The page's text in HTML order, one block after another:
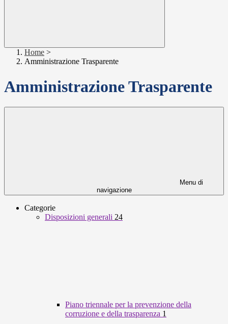
Home >
Amministrazione Trasparente
Amministrazione Trasparente
Menu di
navigazione
Categorie
Disposizioni generali 24
Piano triennale per la prevenzione della
corruzione e della trasparenza 1